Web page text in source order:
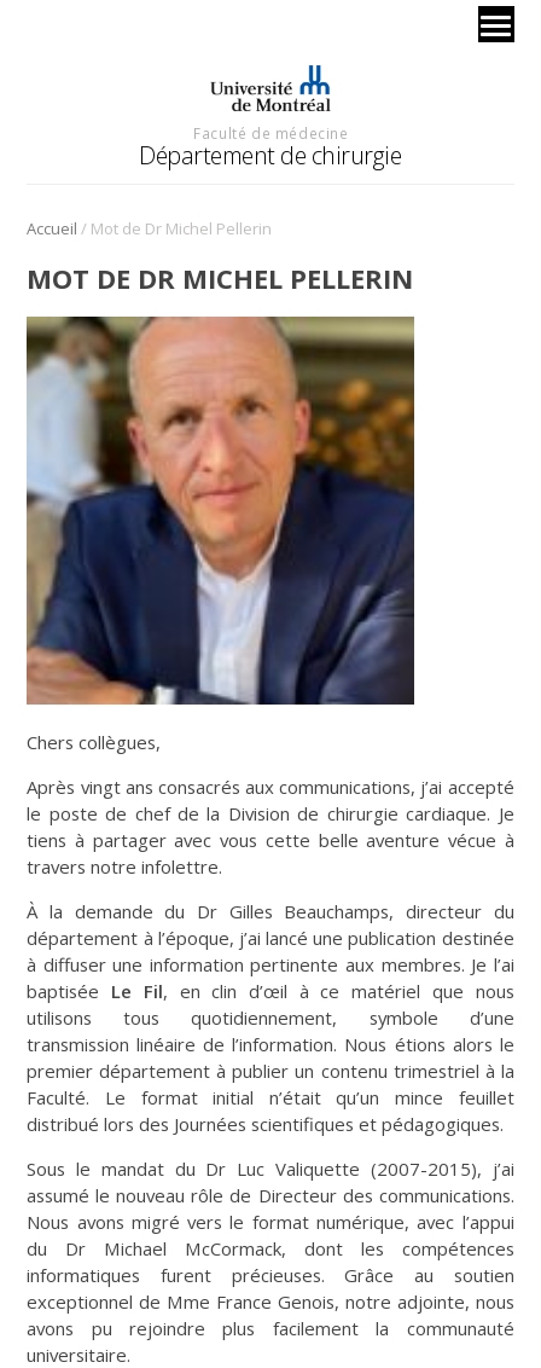
Faculté de médecine
Département de chirurgie
Accueil / Mot de Dr Michel Pellerin
MOT DE DR MICHEL PELLERIN
Chers collègues,
Après vingt ans consacrés aux communications, j’ai accepté
le poste de chef de la Division de chirurgie cardiaque. Je
tiens à partager avec vous cette belle aventure vécue à
travers notre infolettre.
À la demande du Dr Gilles Beauchamps, directeur du
département à l’époque, j’ai lancé une publication destinée
à diffuser une information pertinente aux membres. Je l’ai
baptisée Le Fil, en clin d’œil à ce matériel que nous
utilisons tous quotidiennement, symbole d’une
transmission linéaire de l’information. Nous étions alors le
premier département à publier un contenu trimestriel à la
Faculté. Le format initial n’était qu’un mince feuillet
distribué lors des Journées scientifiques et pédagogiques.
Sous le mandat du Dr Luc Valiquette (2007-2015), j’ai
assumé le nouveau rôle de Directeur des communications.
Nous avons migré vers le format numérique, avec l’appui
du Dr Michael McCormack, dont les compétences
informatiques furent précieuses. Grâce au soutien
exceptionnel de Mme France Genois, notre adjointe, nous
avons pu rejoindre plus facilement la communauté
universitaire.